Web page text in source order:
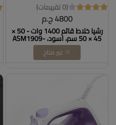
(0 تقييمات)
4800 ج.م
رشيا خلاط قائم 1400 وات - 50 ×
45 × 50 سم، اسود، ASM1909-
4001 Dollars for import
B0CM6QN6B6 B0CM6QN6B6
غير متاح